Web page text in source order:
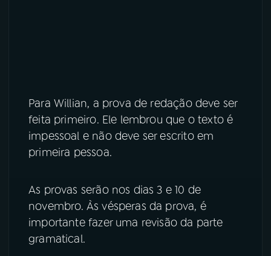
Para Willian, a prova de redação deve ser
feita primeiro. Ele lembrou que o texto é
impessoal e não deve ser escrito em
primeira pessoa.
As provas serão nos dias 3 e 10 de
novembro. Às vésperas da prova, é
importante fazer uma revisão da parte
gramatical.